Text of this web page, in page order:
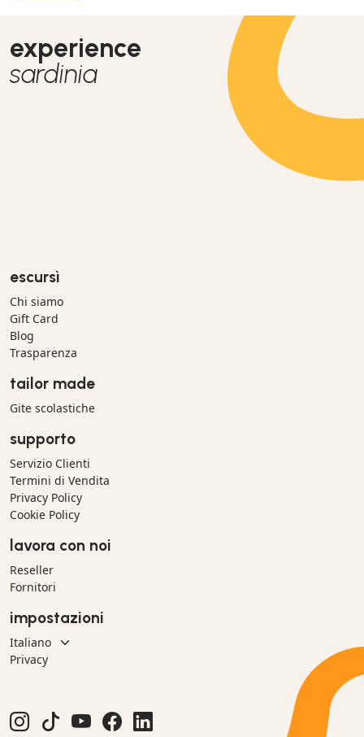
experience
sardinia
escursì
Chi siamo
Gift Card
Blog
Trasparenza
tailor made
Gite scolastiche
supporto
Servizio Clienti
Termini di Vendita
Privacy Policy
Cookie Policy
lavora con noi
Reseller
Fornitori
impostazioni
Privacy